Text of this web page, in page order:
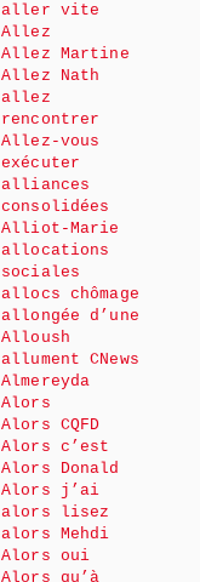
aller vite
Allez
Allez Martine
Allez Nath
allez
rencontrer
Allez-vous
exécuter
alliances
consolidées
Alliot-Marie
allocations
sociales
allocs chômage
allongée d’une
Alloush
allument CNews
Almereyda
Alors
Alors CQFD
Alors c’est
Alors Donald
Alors j’ai
alors lisez
alors Mehdi
Alors oui
Alors qu’à